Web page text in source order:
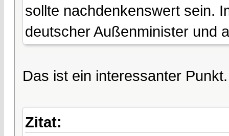
sollte nachdenkenswert sein.
deutscher Außenminister und
Das ist ein interessanter Punkt.
Zitat: